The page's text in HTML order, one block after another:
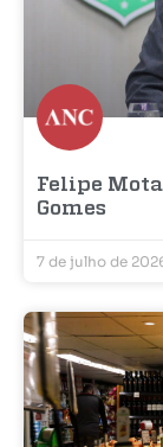
Felipe
Gomes
7 de julho de